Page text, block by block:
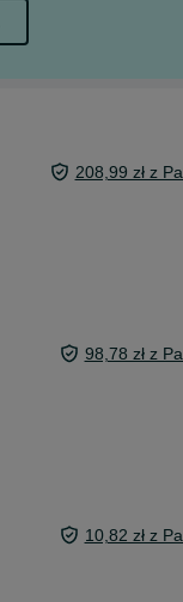
208,99 zł z
98,78 zł z
10,82 zł z